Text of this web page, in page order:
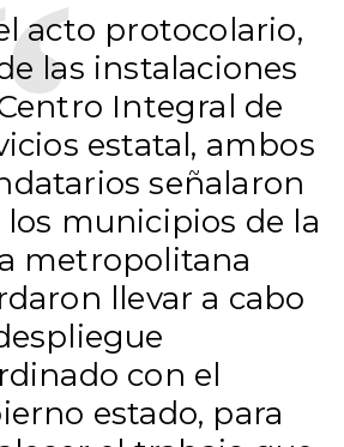
acto protocolario,
las instalaciones
Integral de
estatal, ambos
señalaron
los municipios de la
metropolitana
llevar a cabo
con el
estado, para